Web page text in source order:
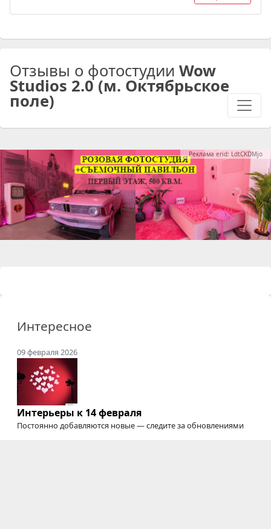
Отзывы о фотостудии Wow
Studios 2.0 (м. Октябрьское
поле)
Реклама erid: LdtCKDMjo
Интересное
09 февраля 2026
Интерьеры к 14 февраля
Постоянно добавляются новые — следите за обновлениями